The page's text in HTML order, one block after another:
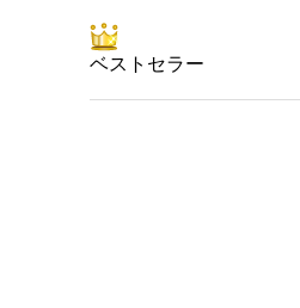
ベストセラー